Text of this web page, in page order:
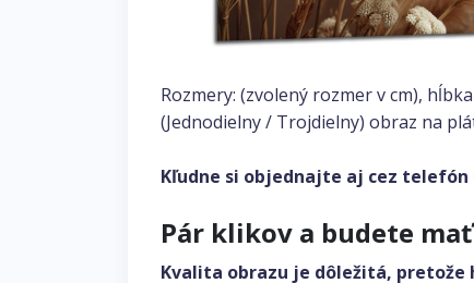
Rozmery: (zvolený rozmer v cm),
(Jednodielny / Trojdielny) obraz na
Kľudne si objednajte aj cez telefón
Pár klikov a budete
Kvalita obrazu je dôležitá, pretože